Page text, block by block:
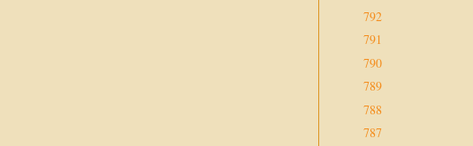
792
791
790
789
788
787